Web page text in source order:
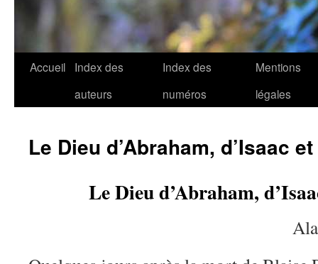
Accueil
Index des
auteurs
Index des
numéros
Mentions
légales
Le Dieu d’Abraham, d’Isaac
Le Dieu d’Abraham,